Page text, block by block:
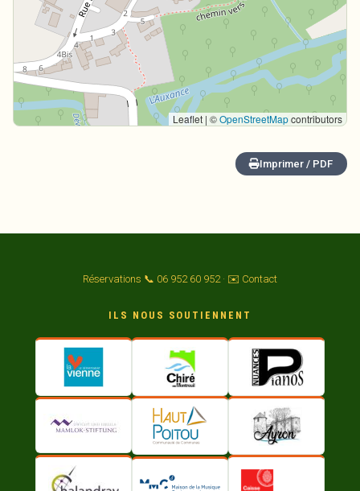
Leaflet | ©OpenStreetMapcontributors
Imprimer / PDF
Réservations 📞 06 952 60 952· ✉️ Contact